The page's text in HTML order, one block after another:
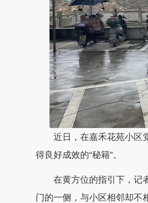
近日，在嘉禾花苑小区党
得良好成效的“秘籍”。
在黄方位的指引下，记者
门的一侧，与小区相邻却不